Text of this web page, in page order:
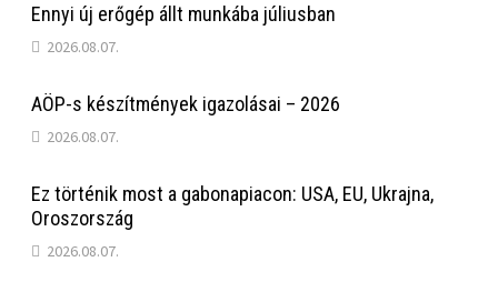
Ennyi új erőgép állt munkába júliusban
2026.08.07.
AÖP-s készítmények igazolásai – 2026
2026.08.07.
Ez történik most a gabonapiacon: USA, EU, Ukrajna,
Oroszország
2026.08.07.